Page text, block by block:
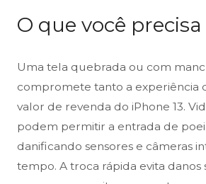
O que você precisa
Uma tela quebrada ou com
compromete tanto a experiência
valor de revenda do iPhone 13.
podem permitir a entrada de
danificando sensores e câmeras
tempo. A troca rápida evita danos